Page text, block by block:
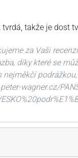
takže je dost
za Vaši
díky které se
nejměkčí
wagner.cz/